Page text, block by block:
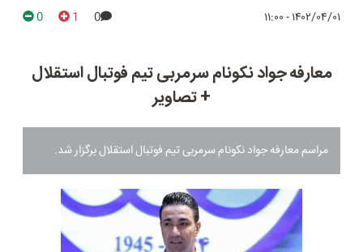
۱۴۰۲/۰۴/۰۱ - ۱۱:۰۰ 0
1
0
معارفه جواد نکونام سرمربی تیم فوتبال استقلال
+ تصاویر
مراسم معارفه جواد نکونام سرمربی تیم فوتبال استقلال برگزار شد.